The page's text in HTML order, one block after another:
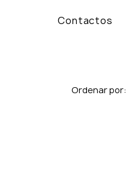
Contactos
Ordenar por: